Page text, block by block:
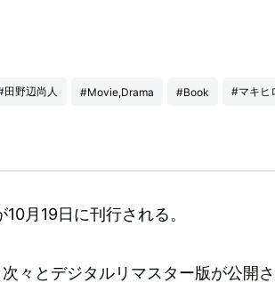
田野辺尚人 #Movie,Drama #Book #マキヒ
月19日に刊行される。
々とデジタルリマスター版が公開